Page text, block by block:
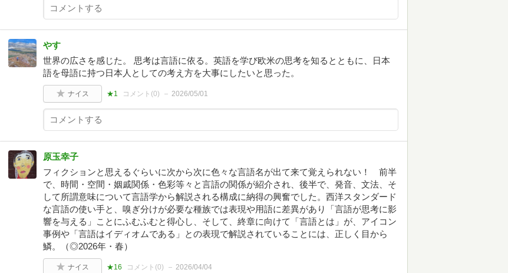
やす
世界の広さを感じた。 思考は言語に依る。英語を学び欧米の思考を知るとともに、日本
語を母語に持つ日本人としての考え方を大事にしたいと思った。
ナイス ★1 コメント(0) 2026/05/01
原玉幸子
フィクションと思えるぐらいに次から次に色々な言語名が出て来て覚えられない！ 前半
で、時間・空間・姻戚関係・色彩等々と言語の関係が紹介され、後半で、発音、文法、そ
して所謂意味について言語学から解説される構成に納得の興奮でした。西洋スタンダード
な言語の使い手と、嗅ぎ分けが必要な種族では表現や用語に差異があり「言語が思考に影
響を与える」ことにふむふむと得心し、そして、終章に向けて「言語とは」が、アイコン
事例や「言語はイディオムである」との表現で解説されていることには、正しく目から
鱗。（◎2026年・春）
ナイス ★16 コメント(0) 2026/04/04